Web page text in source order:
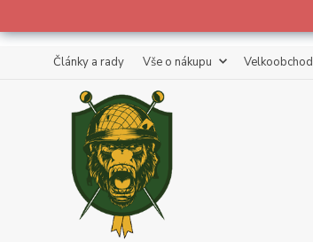
Články a rady Vše o nákupu Velkoobchod